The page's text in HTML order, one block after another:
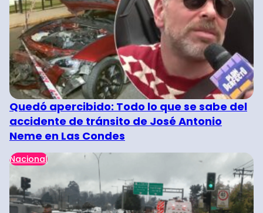
Quedó apercibido: Todo lo que se sabe del
accidente de tránsito de José Antonio
Neme en Las Condes
Nacional